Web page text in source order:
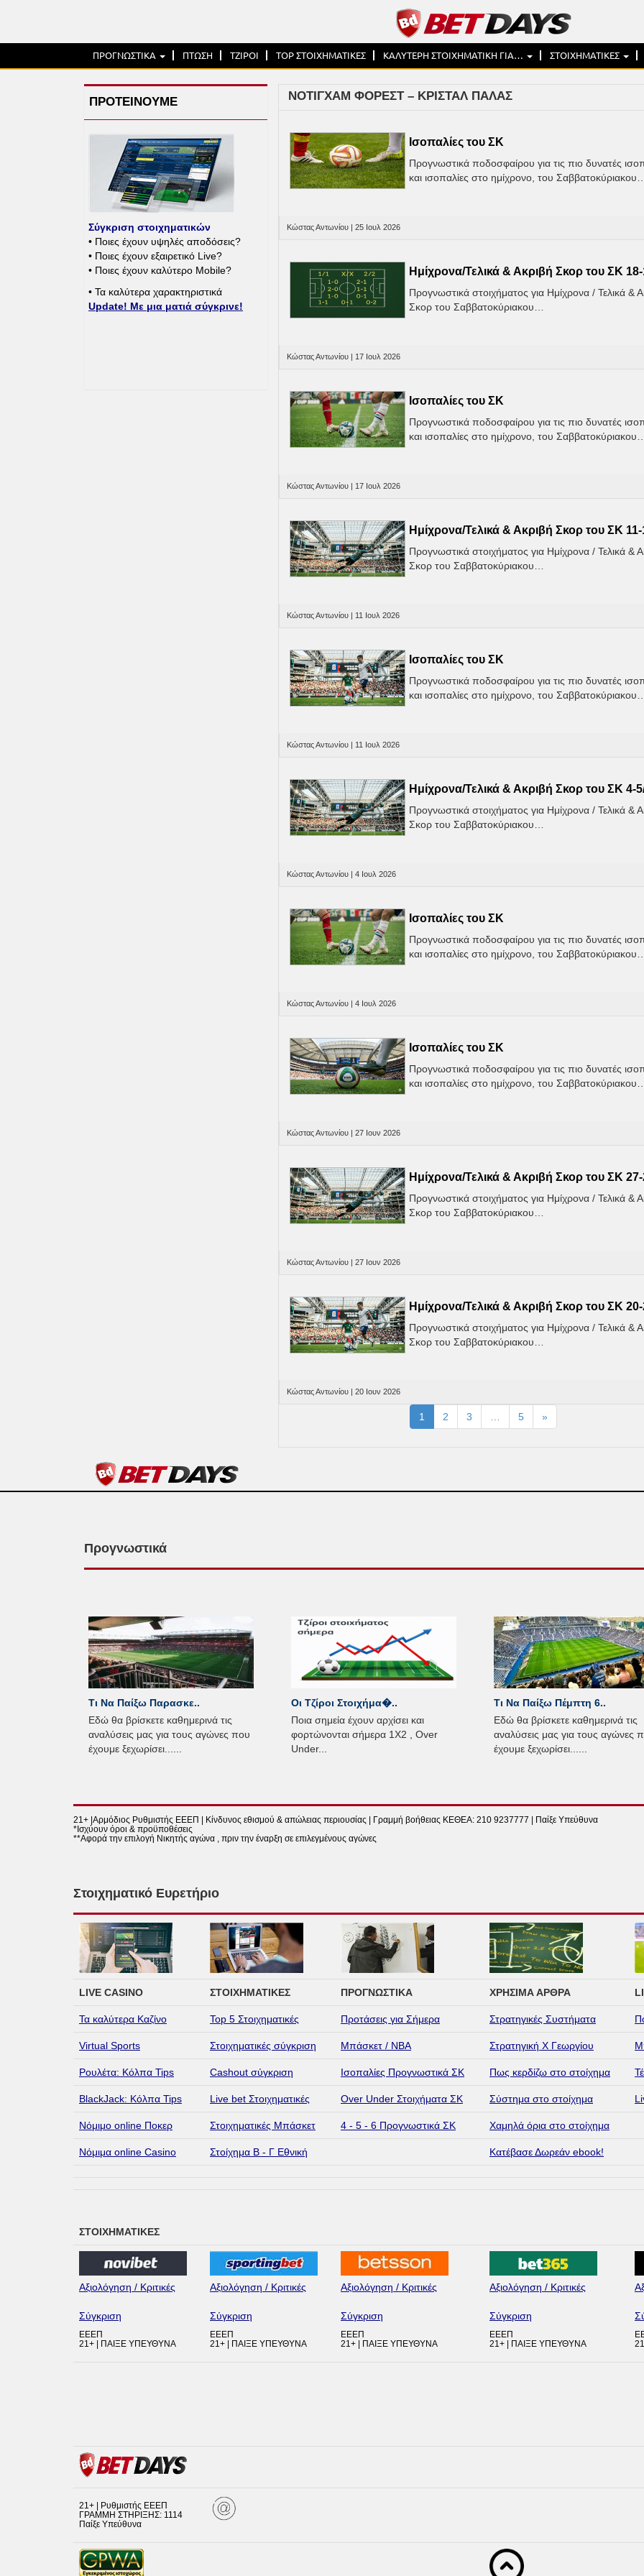
ΠΡΟΓΝΩΣΤΙΚΑ ΠΤΩΣΗ ΤΖΙΡΟΙ TOP ΣΤΟΙΧΗΜΑΤΙΚΕΣ ΚΑΛΥΤΕΡΗ ΣΤΟΙΧΗΜΑΤΙΚΗ ΓΙΑ… ΣΤΟΙΧΗΜΑΤΙΚΕΣ
ΠΡΟΤΕΙΝΟΥΜΕ
Σύγκριση στοιχηματικών
• Ποιες έχουν υψηλές αποδόσεις?
• Ποιες έχουν εξαιρετικό Live?
• Ποιες έχουν καλύτερο Mobile?
• Τα καλύτερα χαρακτηριστικά
Update! Με μια ματιά σύγκρινε!
ΝΟΤΙΓΧΑΜ ΦΟΡΕΣΤ – ΚΡΙΣΤΑΛ ΠΑΛΑΣ
Ισοπαλίες του ΣK
Προγνωστικά ποδοσφαίρου για τις πιο δυνατές
και ισοπαλίες στο ημίχρονο, του
Κώστας Αντωνίου | 25 Ιουλ 2026
Ημίχρονα/Τελικά & Ακριβή Σκορ του ΣΚ
Προγνωστικά στοιχήματος για Ημίχρονα / Τελικά &
Σκορ του Σαββατοκύριακου…
Κώστας Αντωνίου | 17 Ιουλ 2026
Ισοπαλίες του ΣK
Προγνωστικά ποδοσφαίρου για τις πιο δυνατές
και ισοπαλίες στο ημίχρονο, του
Κώστας Αντωνίου | 17 Ιουλ 2026
Ημίχρονα/Τελικά & Ακριβή Σκορ του ΣΚ
Προγνωστικά στοιχήματος για Ημίχρονα / Τελικά &
Σκορ του Σαββατοκύριακου…
Κώστας Αντωνίου | 11 Ιουλ 2026
Ισοπαλίες του ΣK
Προγνωστικά ποδοσφαίρου για τις πιο δυνατές
και ισοπαλίες στο ημίχρονο, του
Κώστας Αντωνίου | 11 Ιουλ 2026
Ημίχρονα/Τελικά & Ακριβή Σκορ του ΣΚ 4-
Προγνωστικά στοιχήματος για Ημίχρονα / Τελικά &
Σκορ του Σαββατοκύριακου…
Κώστας Αντωνίου | 4 Ιουλ 2026
Ισοπαλίες του ΣK
Προγνωστικά ποδοσφαίρου για τις πιο δυνατές
και ισοπαλίες στο ημίχρονο, του
Κώστας Αντωνίου | 4 Ιουλ 2026
Ισοπαλίες του ΣK
Προγνωστικά ποδοσφαίρου για τις πιο δυνατές
και ισοπαλίες στο ημίχρονο, του
Κώστας Αντωνίου | 27 Ιουν 2026
Ημίχρονα/Τελικά & Ακριβή Σκορ του ΣΚ
Προγνωστικά στοιχήματος για Ημίχρονα / Τελικά &
Σκορ του Σαββατοκύριακου…
Κώστας Αντωνίου | 27 Ιουν 2026
Ημίχρονα/Τελικά & Ακριβή Σκορ του ΣΚ
Προγνωστικά στοιχήματος για Ημίχρονα / Τελικά &
Σκορ του Σαββατοκύριακου…
Κώστας Αντωνίου | 20 Ιουν 2026
1 2 3 … 5 »
Προγνωστικά
Τι Να Παίξω Παρασκε..
Εδώ θα βρίσκετε καθημερινά τις
αναλύσεις μας για τους αγώνες που
έχουμε ξεχωρίσει...
Οι Τζίροι Στοιχήμα�..
Ποια σημεία έχουν αρχίσει και
φορτώνονται σήμερα 1Χ2 , Over
Under...
Τι Να Παίξω Πέμπτη 6..
Εδώ θα βρίσκετε καθημερινά τις
αναλύσεις μας για τους αγώνες
έχουμε ξεχωρίσει...
21+ |Αρμόδιος Ρυθμιστής ΕΕΕΠ | Κίνδυνος εθισμού & απώλειας περιουσίας | Γραμμή βοήθειας ΚΕΘΕΑ: 210 9237777 | Παίξε Υπεύθυνα
*Ισχύουν όροι & προϋποθέσεις
**Αφορά την επιλογή Νικητής αγώνα , πριν την έναρξη σε επιλεγμένους αγώνες
Στοιχηματικό Ευρετήριο
LIVE CASINO ΣΤΟΙΧΗΜΑΤΙΚΕΣ ΠΡΟΓΝΩΣΤΙΚΑ ΧΡΗΣΙΜΑ ΑΡΘΡΑ
Τα καλύτερα Καζίνο Top 5 Στοιχηματικές Προτάσεις για Σήμερα Στρατηγικές Συστήματα
Virtual Sports Στοιχηματικές σύγκριση Μπάσκετ / NBA Στρατηγική Χ Γεωργίου
Ρουλέτα: Κόλπα Tips Cashout σύγκριση Ισοπαλίες Προγνωστικά ΣΚ Πως κερδίζω στο στοίχημα
BlackJack: Κόλπα Tips Live bet Στοιχηματικές Over Under Στοιχήματα ΣΚ Σύστημα στο στοίχημα
Νόμιμο online Ποκερ Στοιχηματικές Μπάσκετ 4 - 5 - 6 Προγνωστικά ΣΚ Χαμηλά όρια στο στοίχημα
Νόμιμα online Casino Στοίχημα Β - Γ Εθνική Κατέβασε Δωρεάν ebook!
ΣΤΟΙΧΗΜΑΤΙΚΕΣ
Αξιολόγηση / Κριτικές
Σύγκριση
ΕΕΕΠ
21+ | ΠΑΙΞΕ ΥΠΕΥΘΥΝΑ
Αξιολόγηση / Κριτικές
Σύγκριση
ΕΕΕΠ
21+ | ΠΑΙΞΕ ΥΠΕΥΘΥΝΑ
Αξιολόγηση / Κριτικές
Σύγκριση
ΕΕΕΠ
21+ | ΠΑΙΞΕ ΥΠΕΥΘΥΝΑ
Αξιολόγηση / Κριτικές
Σύγκριση
ΕΕΕΠ
21+ | ΠΑΙΞΕ ΥΠΕΥΘΥΝΑ
21+ | Ρυθμιστής ΕΕΕΠ
ΓΡΑΜΜΗ ΣΤΗΡΙΞΗΣ: 1114
Παίξε Υπεύθυνα